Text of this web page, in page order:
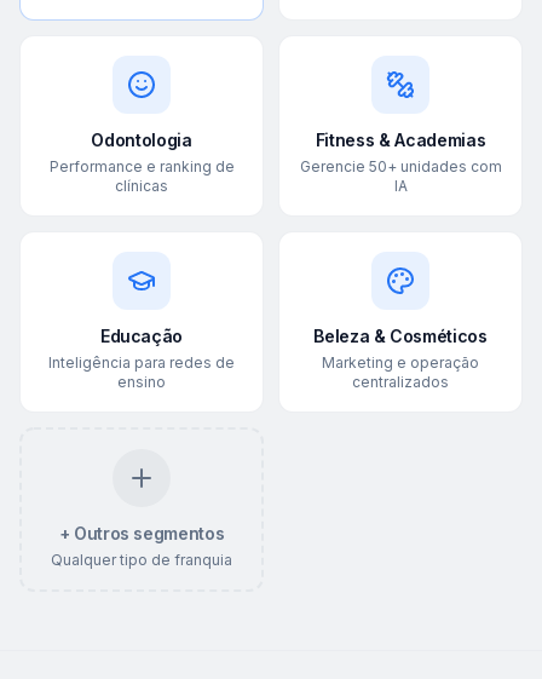
Odontologia
Performance e ranking de
clínicas
Fitness & Academias
Gerencie 50+ unidades com
IA
Educação
Inteligência para redes de
ensino
Beleza & Cosméticos
Marketing e operação
centralizados
+ Outros segmentos
Qualquer tipo de franquia